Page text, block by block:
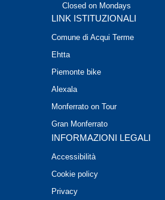
Closed on Mondays
LINK ISTITUZIONALI
Comune di Acqui Terme
Ehtta
Piemonte bike
Alexala
Monferrato on Tour
Gran Monferrato
INFORMAZIONI LEGALI
Accessibilità
Cookie policy
Privacy